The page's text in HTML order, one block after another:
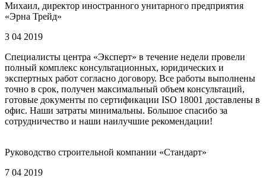
Михаил, директор иностранного унитарного предприятия
«Эрна Трейд»
3 04 2019
Специалисты центра «Эксперт» в течение недели провели
полный комплекс консультационных, юридических и
экспертных работ согласно договору. Все работы выполнены
точно в срок, получен максимальный объем консультаций,
готовые документы по сертификации ISO 18001 доставлены в
офис. Наши затраты минимальны. Большое спасибо за
сотрудничество и наши наилучшие рекомендации!
Руководство строительной компании «Стандарт»
7 04 2019